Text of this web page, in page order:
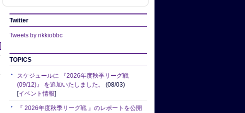
Twitter
Tweets by rikkiobbc
TOPICS
スケジュールに 『2026年度秋季リーグ戦
(09/12)』 を追加いたしました。 (08/03)
[イベント情報]
『 2026年度秋季リーグ戦 』のレポートを公開